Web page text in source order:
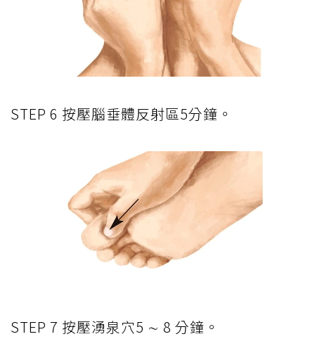
STEP 6 按壓腦垂體反射區5分鐘。
STEP 7 按壓湧泉穴5 ∼ 8 分鐘。